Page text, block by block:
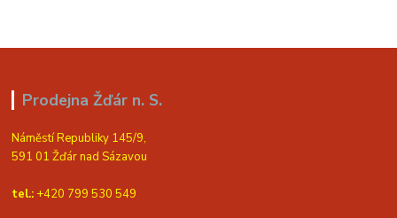
Prodejna Žďár n. S.
Náměstí Republiky 145/9,
591 01 Žďár nad Sázavou
tel.: +420 799 530 549